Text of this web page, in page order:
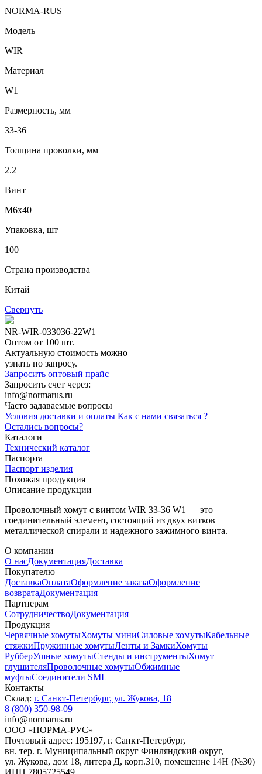
NORMA-RUS
Модель
WIR
Материал
W1
Размерность, мм
33-36
Толщина проволки, мм
2.2
Винт
М6х40
Упаковка, шт
100
Страна производства
Китай
Свернуть
NR-WIR-033036-22W1
Оптом от 100 шт.
Актуальную стоимость можно
узнать по запросу.
Запросить оптовый прайс
Запросить счет через:
info@normarus.ru
Часто задаваемые вопросы
Условия доставки и оплаты Как с нами связаться ?
Остались вопросы?
Каталоги
Технический каталог
Паспорта
Паспорт изделия
Похожая продукция
Описание продукции
Проволочный хомут с винтом WIR 33-36 W1 — это
соединительный элемент, состоящий из двух витков
металлической спирали и надежного зажимного винта.
О компании
О насДокументацияДоставка
Покупателю
ДоставкаОплатаОформление заказаОформление
возвратаДокументация
Партнерам
СотрудничествоДокументация
Продукция
Червячные хомутыХомуты миниСиловые хомутыКабельные
стяжкиПружинные хомутыЛенты и ЗамкиХомуты
РубберУшные хомутыСтенды и инструментыХомут
глушителяПроволочные хомутыОбжимные
муфтыСоединители SML
Контакты
Склад: г. Санкт-Петербург, ул. Жукова, 18
8 (800) 350-98-09
info@normarus.ru
ООО «НОРМА-РУС»
Почтовый адрес: 195197, г. Санкт-Петербург,
вн. тер. г. Муниципальный округ Финляндский округ,
ул. Жукова, дом 18, литера Д, корп.310, помещение 14Н (№30)
ИНН 7805725549